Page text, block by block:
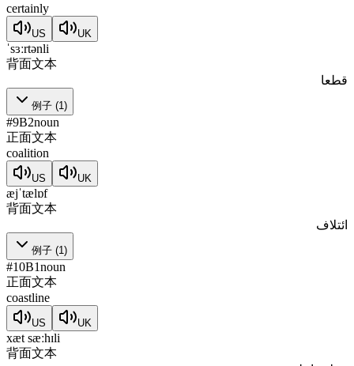
certainly
US UK
ˈsɜːrtənli
背面文本
قطعا
例子 (1)
#9B2noun
正面文本
coalition
US UK
æjˈtælɒf
背面文本
ائتلاف
例子 (1)
#10B1noun
正面文本
coastline
US UK
xæt sæːhɪli
背面文本